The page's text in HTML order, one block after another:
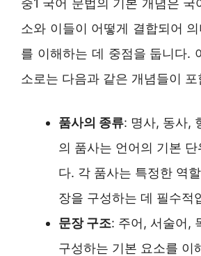
중1 국어 문법의 기본 개념은 국
소와 이들이 어떻게 결합되어
를 이해하는 데 중점을 둡니다.
소로는 다음과 같은 개념들이 포
품사의 종류: 명사, 동사,
의 품사는 언어의 기본
다. 각 품사는 특정한 역
장을 구성하는 데 필수적
문장 구조: 주어, 서술어,
구성하는 기본 요소를 이